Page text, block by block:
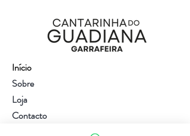
Início
Sobre
Loja
Contacto